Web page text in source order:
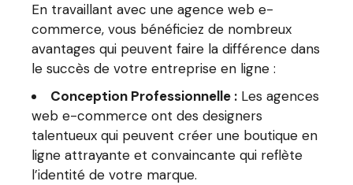
En travaillant avec une agence web e-
commerce, vous bénéficiez de nombreux
avantages qui peuvent faire la différence dans
le succès de votre entreprise en ligne :
Conception Professionnelle : Les agences
web e-commerce ont des designers
talentueux qui peuvent créer une boutique en
ligne attrayante et convaincante qui reflète
l’identité de votre marque.